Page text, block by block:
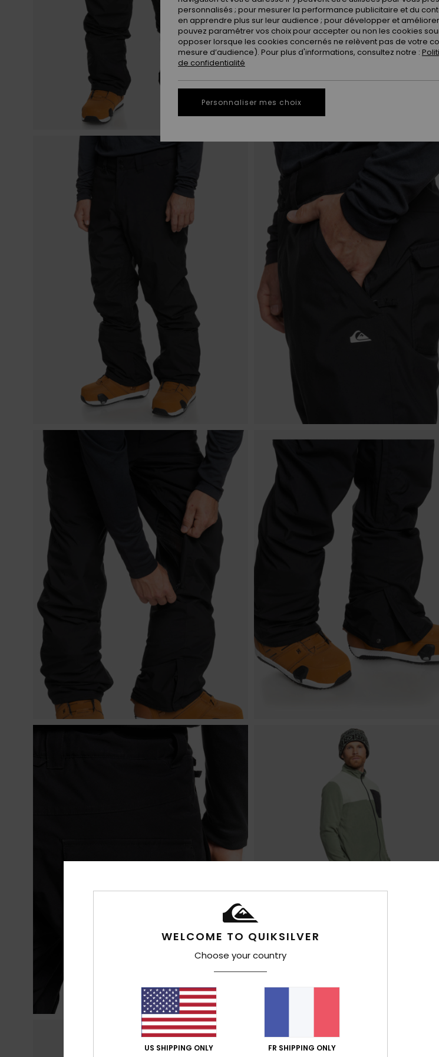
WELCOME TO QUIKSILVER
Choose your country
US SHIPPING ONLY FR SHIPPING ONLY
personnalisés ; pour mesurer la performance publicitaire et du
en apprendre plus sur leur audience ; pour développer et
pouvez paramétrer vos choix pour accepter ou non les cookies
opposer lorsque les cookies concernés ne relèvent pas de votre
mesure d’audience). Pour plus d'informations, consultez notre :
de confidentialité
Personnaliser mes choix